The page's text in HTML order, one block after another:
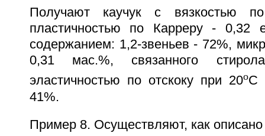
Получают каучук с вязкостью
пластичностью по Карреру -
содержанием: 1,2-звеньев - 72%,
0,31 мас.%, связанного
эластичностью по отскоку при 20oС
41%.
Пример 8. Осуществляют, как